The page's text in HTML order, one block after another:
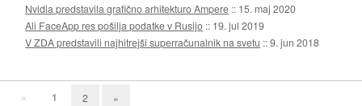
Nvidia predstavila grafično arhitekturo Ampere :: 15. maj 2020
Ali FaceApp res pošilja podatke v Rusijo :: 19. jul 2019
V ZDA predstavili najhitrejši superračunalnik na svetu ::9. jun 2018
« 1 2 »